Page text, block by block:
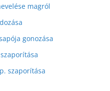
magról
gonozása
szaporítása